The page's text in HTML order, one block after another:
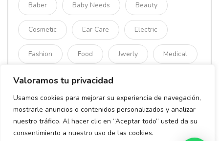
Valoramos tu privacidad
Usamos cookies para mejorar su experiencia de navegación,
mostrarle anuncios o contenidos personalizados y analizar
nuestro tráfico. Al hacer clic en “Aceptar todo” usted da su
consentimiento a nuestro uso de las cookies.
Baber Baby Needs Beauty
Cosmetic Ear Care Electric
Fashion Food Jwerly Medical
Mimimal Organic
Sport